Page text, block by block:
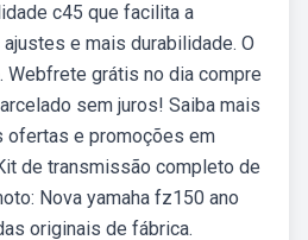
c45 que facilita a
e mais durabilidade. O
Webfrete grátis no dia compre
sem juros! Saiba mais
ofertas e promoções em
de transmissão completo de
Nova yamaha fz150 ano
originais de fábrica.